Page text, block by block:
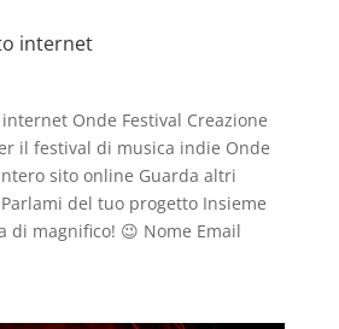
internet
Onde Festival Creazione
il festival di musica indie Onde
sito online Guarda altri
del tuo progetto Insieme
di magnifico! 😉 Nome Email